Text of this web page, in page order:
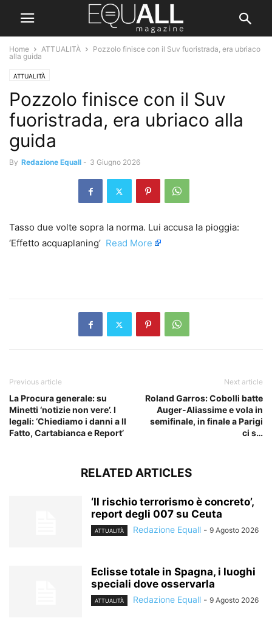
Home ATTUALITÀ
Pozzolo finisce con il Suv fuoristrada, era ubriaco
alla guida
ATTUALITÀ
Pozzolo finisce con il Suv
fuoristrada, era ubriaco alla
guida
By Redazione Equall - 3 Giugno 2026
Tasso due volte sopra la norma. Lui accusa la pioggia:
‘Effetto acquaplaning’ ​ Read More
Previous article
La Procura generale: su
Minetti ‘notizie non vere’. I
legali: ‘Chiediamo i danni a Il
Fatto, Cartabianca e Report’
Next article
Roland Garros: Cobolli batte
Auger-Aliassime e vola in
semifinale, in finale a Parigi
ci s…
RELATED ARTICLES
‘Il rischio terrorismo è concreto’,
report degli 007 su Ceuta
ATTUALITÀ Redazione Equall - 9 Agosto 2026
Eclisse totale in Spagna, i luoghi
speciali dove osservarla
ATTUALITÀ Redazione Equall - 9 Agosto 2026